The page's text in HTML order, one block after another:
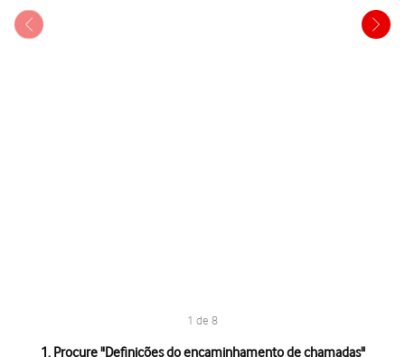
1 de 8
1 de 81. Procure "Definições do encaminhamento de chamadas"